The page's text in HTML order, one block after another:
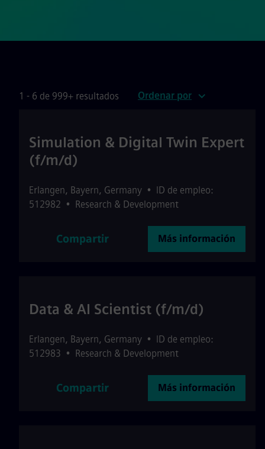
1 - 6 de 999+ resultados Ordenar por
Simulation & Digital Twin Expert
(f/m/d)
Erlangen, Bayern, Germany • ID de empleo:
512982 • Research & Development
Compartir Más información
Data & AI Scientist (f/m/d)
Erlangen, Bayern, Germany • ID de empleo:
512983 • Research & Development
Compartir Más información